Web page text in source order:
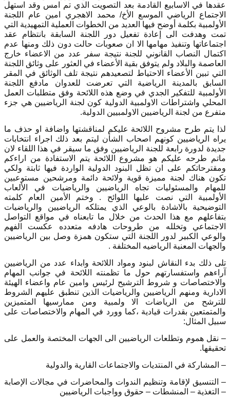
عقدها في الاسابيع القادمة بعد التصويت الذي تم امس وقد استهل
الاجتماع الرياضي الموسع الأخ/ محمد الاهجري امين عام اللجنة
الأولمبية بكلمة أوضح فيها العديد من الخطوات العملية التمهيدية التي
تمت وهدفت الى إعادة تفعيل دور اللجنة السابقة بانتظام عقد
اجتماعاتها وتنفيذ مهامها الا ان صعوبات حالت دون ذلك ومنها عدم
اكتمال النصاب القانوني للجنة نتيجة سفر عدد من الاعضاء خارج
العاصمة والبلاد ولم يتوفق بقية الأعضاء في العثور على وثائق اللجنة
التي تبين الأعضاء الاحتياط لتصعيدهم نتيجة تلف الوثائق في المقر
السابق بالمدينة الرياضية التي تعرضت للعدوان مادفع اللجنة
الأولمبية للتفكير الجدي في وضع هذه اللائحة وفق متطلبات العمل
المحلي واشتراطات الاولمبية الدولية كون لجنة الرياضيين هي جزء
متفرع من لجنة الرياضيين الاولمبيين الدولية.
لذا يتم طرح مشروح اللائحة عليكم لمناقشتها واضافة او حذف ما
يراه الرياضيين كونهم اصحاب الشأن ليتم بعد ذلك اجراء انتخابات
جديدة لدورة رابعة للجنة الرياضيين وفق ما سيقر في هذا اللقاء لان
ماتم طرحه عليكم هو مشروع اللائحة يتم الاستفادة من اراءكم
ومقترحاتكم على ان تظل البنود الدولية الواردة فيها ثابتة ولكي
تكون هناك لجنة مميزة قوية ولائحة دائمة ومرشحين مستوعبين
للمهام والمسئوليات تجاه الرياضيين والرياضيات في الألعاب
الأولمبية التي نصت عليها اللوائح . وختم الأمين العام كلمته
التوضيحية بالاشادة بالوعي الذي يمتلكه الرياضيين والرياضيات
بتفاعلهم مع هذا الحدث من خلال ما تابعناه في مواقع التواصل
الاجتماعي وتخلله من طروحات هادفه متعدده عكست الفهم
والوعي الكبير لدور اللجنة التي ستكون همزة وصل بين الرياضيين
والجهات المعنية الرياضيه المختلفة .
تلى ذلك بدء النقاش لبنود ومواد اللائحة وابداء عدد من الرياضيين
آراءهم واستفسارتهم حول ما تظمنته اللائحة في جوانب المهام
والاختصاصات و شروط الترشيح لرئيس وامين عام واعضاء الهيئة
الادارية ومنهم الرياضيين والرياضيات الذين تنطبق عليهم الشروط
للترشح من الرياضات الا ولمبية ومن ممارسيها المتميزين
والمتمتعين بقدرات قيادية ،كما وورد في المهام والاختصاصات على
سبيل المثال:
– نقل هموم وتطلعات الرياضيين الى الجهات المختصة والعمل على
تحقيقها.
– المشاركة في المنتديات والاجتماعات القارية والدولية
– التنسيق لإقامة وتنظيم الندوات والمحاضرات في مجالات الإصابة
– التغذية – المنشطات – حقوق وواجبات الرياضيين